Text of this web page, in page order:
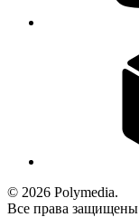
© 2026 Polymedia.
Все права защищены